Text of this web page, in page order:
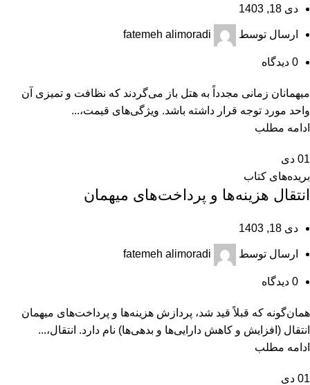
دی 18, 1403
ارسال توسط fatemeh alimoradi
0 دیدگاه
میهمانان زمانی مجدداً به هتل باز می‌گردند که نظافت و تمیزی آن
واحد مورد توجه قرار داشته باشد. ویژگی‌های قیمت،...
ادامه مطلب
01 دی
بریده‌های کتاب
انتقال هزینه‌ها و پرداخت‌های میهمان
دی 18, 1403
ارسال توسط fatemeh alimoradi
0 دیدگاه
همان‌گونه که قبلاً قید شد، پردازش هزینه‌ها و پرداخت‌های میهمان
انتقال (افزایش و کاهش دارایی‌ها و بدهی‌ها) نام دارد. انتقال،...
ادامه مطلب
01 دی